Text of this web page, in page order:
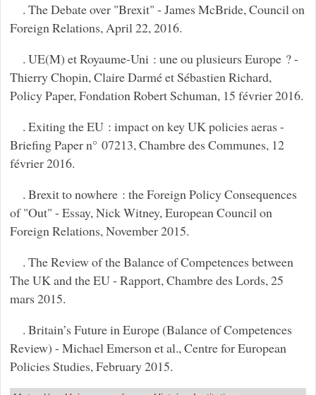
. The Debate over "Brexit" - James McBride, Council on
Foreign Relations, April 22, 2016.
. UE(M) et Royaume-Uni : une ou plusieurs Europe ? -
Thierry Chopin, Claire Darmé et Sébastien Richard,
Policy Paper, Fondation Robert Schuman, 15 février 2016.
. Exiting the EU : impact on key UK policies aeras -
Briefing Paper n° 07213, Chambre des Communes, 12
février 2016.
. Brexit to nowhere : the Foreign Policy Consequences
of "Out" - Essay, Nick Witney, European Council on
Foreign Relations, November 2015.
. The Review of the Balance of Competences between
The UK and the EU - Rapport, Chambre des Lords, 25
mars 2015.
. Britain’s Future in Europe (Balance of Competences
Review) - Michael Emerson et al., Centre for European
Policies Studies, February 2015.